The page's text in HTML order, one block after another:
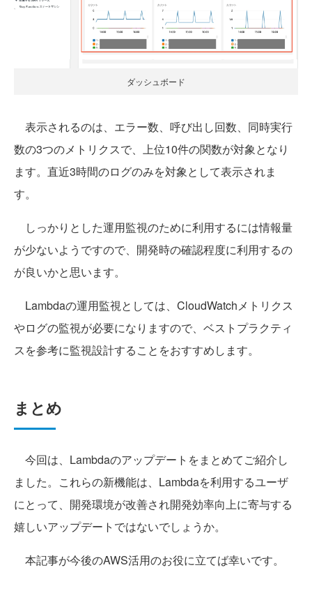
ダッシュボード
表示されるのは、エラー数、呼び出し回数、同時実行
数の3つのメトリクスで、上位10件の関数が対象となり
ます。直近3時間のログのみを対象として表示されま
す。
しっかりとした運用監視のために利用するには情報量
が少ないようですので、開発時の確認程度に利用するの
が良いかと思います。
Lambdaの運用監視としては、CloudWatchメトリクス
やログの監視が必要になりますので、ベストプラクティ
スを参考に監視設計することをおすすめします。
まとめ
今回は、Lambdaのアップデートをまとめてご紹介し
ました。これらの新機能は、Lambdaを利用するユーザ
にとって、開発環境が改善され開発効率向上に寄与する
嬉しいアップデートではないでしょうか。
本記事が今後のAWS活用のお役に立てば幸いです。